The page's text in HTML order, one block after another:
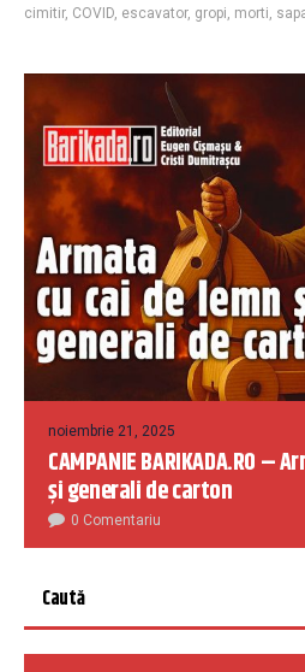
cimitir, COVID, escavator, gropi, morti,
noiembrie 21, 2025
CAMPANIE BARIKADA.RO –
și generali de carton
0 Comentariu